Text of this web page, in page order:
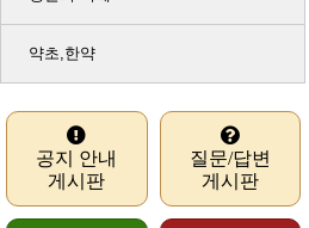
약초,한약
공지 안내
게시판
질문/답변
게시판